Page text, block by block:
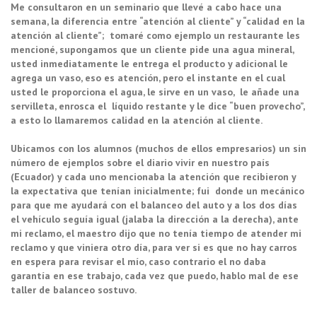
Me consultaron en un seminario que llevé a cabo hace una
semana, la diferencia entre “atención al cliente” y “calidad en la
atención al cliente”; tomaré como ejemplo un restaurante les
mencioné, supongamos que un cliente pide una agua mineral,
usted inmediatamente le entrega el producto y adicional le
agrega un vaso, eso es atención, pero el instante en el cual
usted le proporciona el agua, le sirve en un vaso, le añade una
servilleta, enrosca el líquido restante y le dice “buen provecho”,
a esto lo llamaremos calidad en la atención al cliente.
Ubicamos con los alumnos (muchos de ellos empresarios) un sin
número de ejemplos sobre el diario vivir en nuestro país
(Ecuador) y cada uno mencionaba la atención que recibieron y
la expectativa que tenían inicialmente; fui donde un mecánico
para que me ayudará con el balanceo del auto y a los dos días
el vehículo seguía igual (jalaba la dirección a la derecha), ante
mi reclamo, el maestro dijo que no tenía tiempo de atender mi
reclamo y que viniera otro día, para ver si es que no hay carros
en espera para revisar el mío, caso contrario el no daba
garantía en ese trabajo, cada vez que puedo, hablo mal de ese
taller de balanceo sostuvo.